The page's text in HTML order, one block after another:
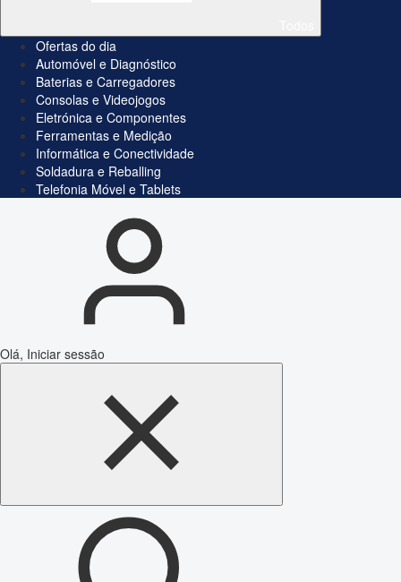
Ofertas do dia
Automóvel e Diagnóstico
Baterias e Carregadores
Consolas e Videojogos
Eletrónica e Componentes
Ferramentas e Medição
Informática e Conectividade
Soldadura e Reballing
Telefonia Móvel e Tablets
Olá, Iniciar sessão